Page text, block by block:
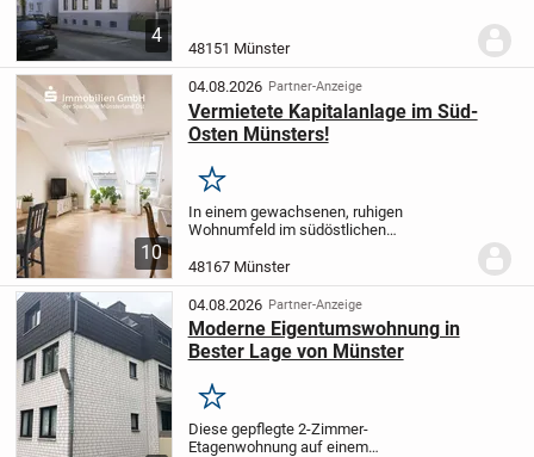
4
sieben Wohneinheiten. Das im Jahr 1935
48151 Münster
10
04.08.2026 Partner-Anzeige
Vermietete Kapitalanlage im Süd-
Osten Münsters!
Merken
In einem gewachsenen, ruhigen
Wohnumfeld im südöstlichen
überzeugt die Immobilie mit kurzen
Wegen sowie einer alltagstauglichen
Infrastruktur. Prägend sind die...
48167 Münster
04.08.2026 Partner-Anzeige
Moderne Eigentumswohnung in
Bester Lage von Münster
Merken
Diese gepflegte 2-Zimmer-
Etagenwohnung auf einem